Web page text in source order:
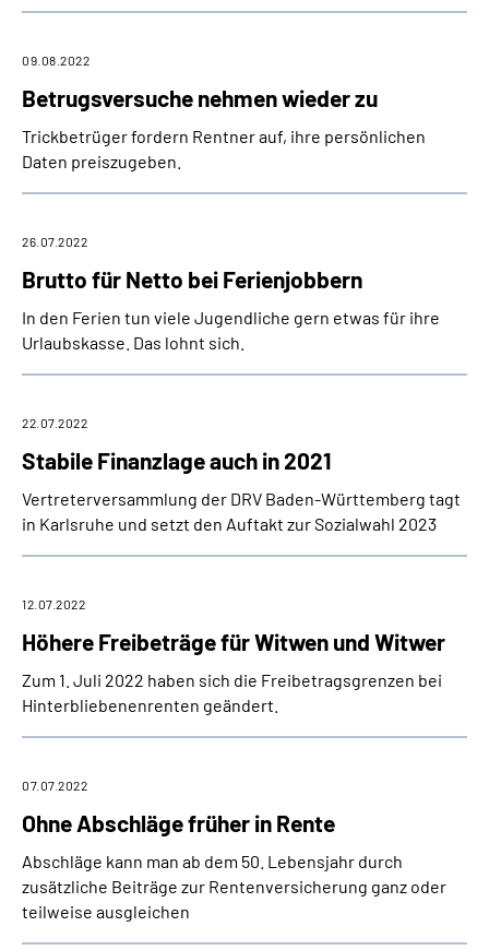
Betrugsversuche nehmen wieder zu
09.08.2022
Trickbetrüger fordern Rentner auf, ihre persönlichen
Daten preiszugeben.
Brutto für Netto bei Ferienjobbern
26.07.2022
In den Ferien tun viele Jugendliche gern etwas für ihre
Urlaubskasse. Das lohnt sich.
Stabile Finanzlage auch in 2021
22.07.2022
Vertreterversammlung der DRV Baden-Württemberg tagt
in Karlsruhe und setzt den Auftakt zur Sozialwahl 2023
Höhere Freibeträge für Witwen und Witwer
12.07.2022
Zum 1. Juli 2022 haben sich die Freibetragsgrenzen bei
Hinterbliebenenrenten geändert.
Ohne Abschläge früher in Rente
07.07.2022
Abschläge kann man ab dem 50. Lebensjahr durch
zusätzliche Beiträge zur Rentenversicherung ganz oder
teilweise ausgleichen